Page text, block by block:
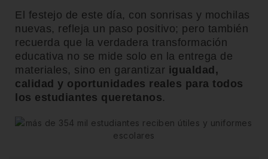
El festejo de este día, con sonrisas y mochilas
nuevas, refleja un paso positivo; pero también
recuerda que la verdadera transformación
educativa no se mide solo en la entrega de
materiales, sino en garantizar igualdad,
calidad y oportunidades reales para todos
los estudiantes queretanos.